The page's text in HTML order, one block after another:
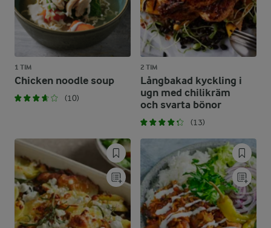
1 TIM
Chicken noodle soup
(10)
2 TIM
Långbakad kyckling i
ugn med chilikräm
och svarta bönor
(13)